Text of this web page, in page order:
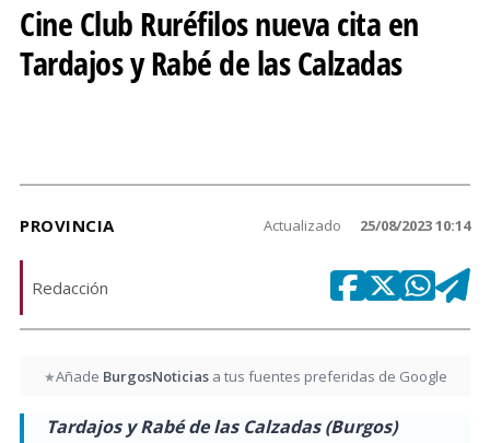
Cine Club Ruréfilos nueva cita en
Tardajos y Rabé de las Calzadas
PROVINCIA Actualizado 25/08/2023 10:14
Redacción
★Añade BurgosNoticiasa tus fuentes preferidas de Google
Tardajos y Rabé de las Calzadas (Burgos)